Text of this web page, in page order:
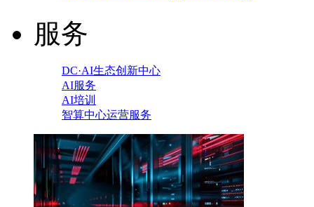
服务
DC·AI生态创新中心
AI服务
AI培训
智算中心运营服务